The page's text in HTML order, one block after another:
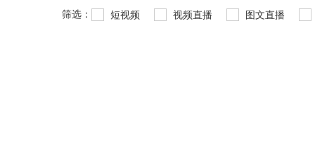
筛选： 短视频 视频直播 图文直播